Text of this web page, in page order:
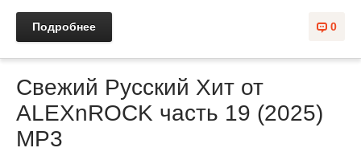
0
Подробнее
Свежий Русский Хит от
ALEXnROCK часть 19 (2025)
MP3